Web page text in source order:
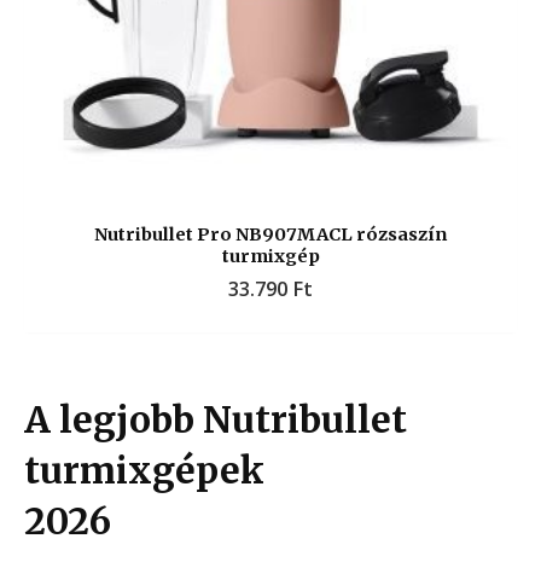
Nutribullet Pro NB907MACL rózsaszín
turmixgép
33.790 Ft
A legjobb Nutribullet
turmixgépek
2026